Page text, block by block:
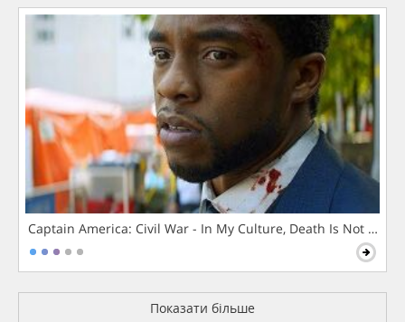
Captain America: Civil War - In My Culture, Death Is Not The
Показати більше